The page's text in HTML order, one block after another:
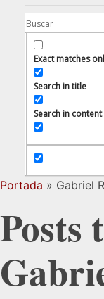
Exact matches
Search in title
Search in content
Portada » Gabriel
Posts